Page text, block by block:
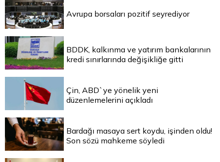
Avrupa borsaları pozitif seyrediyor
BDDK, kalkınma ve yatırım bankalarının
kredi sınırlarında değişikliğe gitti
Çin, ABD`ye yönelik yeni
düzenlemelerini açıkladı
Bardağı masaya sert koydu, işinden oldu!
Son sözü mahkeme söyledi